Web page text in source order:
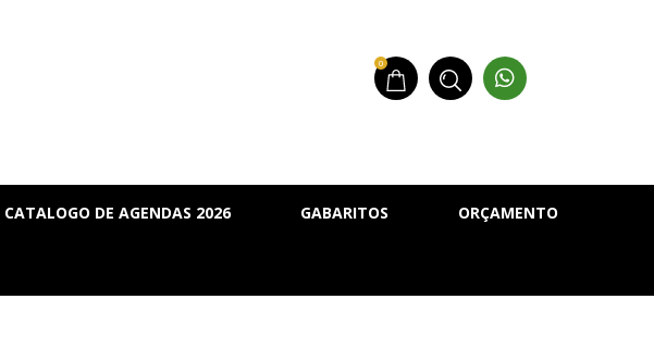
0
CATALOGO DE AGENDAS 2026 GABARITOS ORÇAMENTO